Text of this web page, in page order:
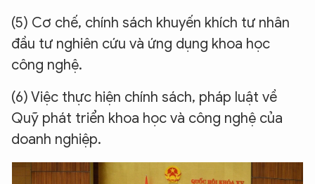
(5) Cơ chế, chính sách khuyến khích tư nhân
đầu tư nghiên cứu và ứng dụng khoa học
công nghệ.
(6) Việc thực hiện chính sách, pháp luật về
Quỹ phát triển khoa học và công nghệ của
doanh nghiệp.